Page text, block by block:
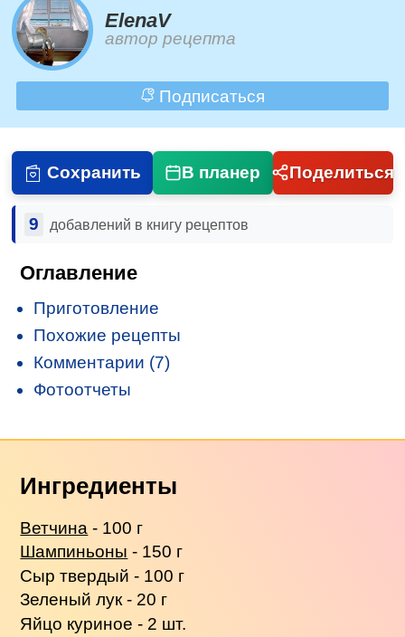
ElenaV
автор рецепта
Подписаться
Сохранить В планер Поделиться
9 добавлений в книгу рецептов
Оглавление
Приготовление
Похожие рецепты
Комментарии (7)
Фотоотчеты
Ингредиенты
Ветчина - 100 г
Шампиньоны - 150 г
Сыр твердый - 100 г
Зеленый лук - 20 г
Яйцо куриное - 2 шт.